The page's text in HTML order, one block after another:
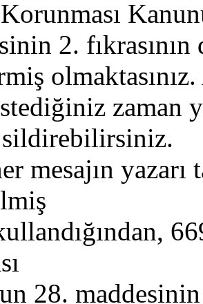
2.
zaman
mesajın
28. maddesinin